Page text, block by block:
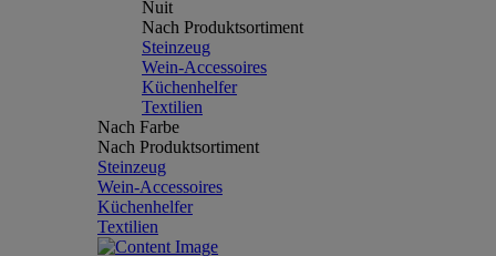
Nuit
Nach Produktsortiment
Steinzeug
Wein-Accessoires
Küchenhelfer
Textilien
Nach Farbe
Nach Produktsortiment
Steinzeug
Wein-Accessoires
Küchenhelfer
Textilien